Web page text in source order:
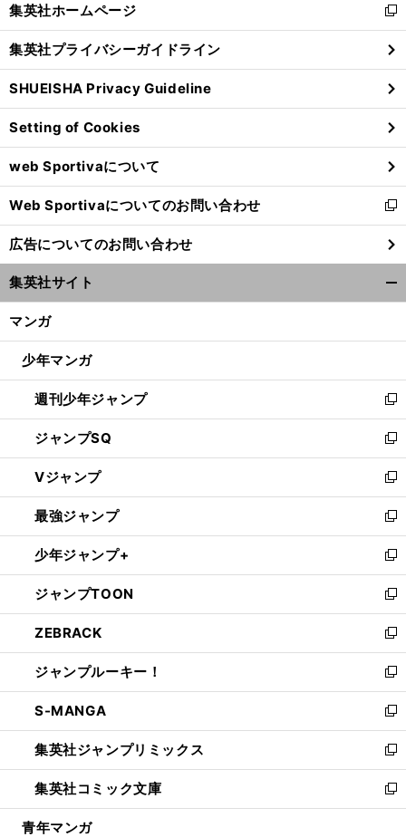
閉
る
集英社ホームページ
新
し
い
ウ
ィ
ン
ド
ウ
で
開
く
集英社プライバシーガイドライン
SHUEISHA Privacy Guideline
Setting of Cookies
web Sportivaについて
Web Sportivaについてのお問い合わせ
新
し
い
ウ
ィ
ン
ウ
開
く
広告についてのお問い合わせ
集英社サイト
マンガ
少年マンガ
週刊少年ジャンプ
新
し
い
ウ
ィ
ン
ド
ウ
で
開
く
ジャンプSQ
新
し
い
ウ
ィ
ン
ド
ウ
で
開
く
Vジャンプ
新
し
い
ウ
ィ
ン
ド
ウ
で
開
く
最強ジャンプ
新
し
い
ウ
ィ
ン
ド
ウ
で
開
く
少年ジャンプ+
新
し
い
ウ
ィ
ン
ド
ウ
で
開
く
ジャンプTOON
新
し
い
ウ
ィ
ン
ド
ウ
で
開
く
ZEBRACK
新
し
い
ウ
ィ
ン
ド
ウ
で
開
ジャンプルーキー！
新
し
い
ウ
ィ
ン
ド
ウ
S-MANGA
新
し
い
ウ
ィ
ン
集英社ジャンプリミックス
新
し
い
ウ
集英社コミック文庫
新
し
青年マンガ